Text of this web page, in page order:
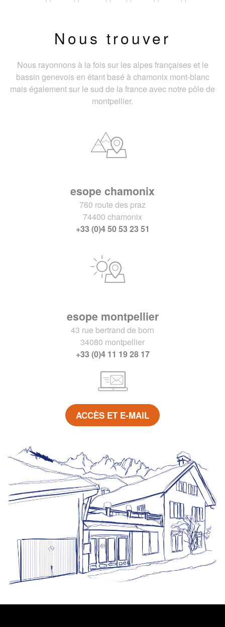
Nous trouver
Nous rayonnons à la fois sur les alpes françaises et le
bassin genevois en étant basé à chamonix mont-blanc
mais également sur le sud de la france avec notre pôle de
montpellier.
esope chamonix
760 route des praz
74400 chamonix
+33 (0)4 50 53 23 51
esope montpellier
43 rue bertrand de born
34080 montpellier
+33 (0)4 11 19 28 17
ACCÈS ET E-MAIL